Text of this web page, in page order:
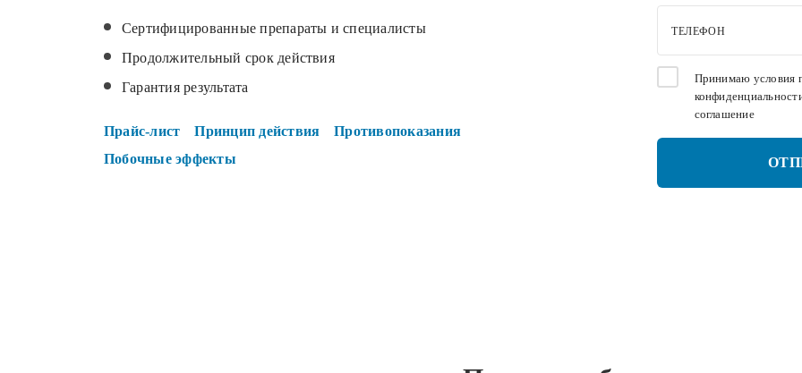
Сертифицированные препараты и специалисты
Продолжительный срок действия
Гарантия результата
Прайс-лист Принцип действия
Противопоказания
Побочные эффекты
ТЕЛЕФОН
Принимаю условия
соглашение